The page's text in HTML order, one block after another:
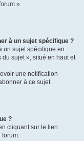
».
à un sujet spécifique ?
un sujet spécifique en
sujet », situé en haut et
une notification
à ce sujet.
?
cliquant sur le lien
forum.